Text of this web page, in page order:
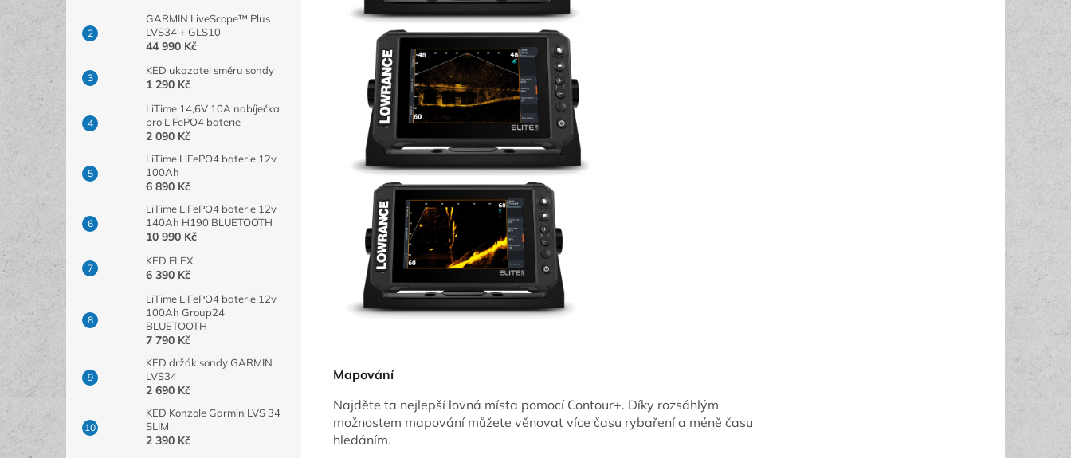
GARMIN LiveScope™ Plus
LVS34 + GLS10
44 990 Kč
KED ukazatel směru sondy
1 290 Kč
LiTime 14,6V 10A nabíječka
pro LiFePO4 baterie
2 090 Kč
LiTime LiFePO4 baterie 12v
100Ah
6 890 Kč
LiTime LiFePO4 baterie 12v
140Ah H190 BLUETOOTH
10 990 Kč
KED FLEX
6 390 Kč
LiTime LiFePO4 baterie 12v
100Ah Group24
BLUETOOTH
7 790 Kč
KED držák sondy GARMIN
LVS34
2 690 Kč
KED Konzole Garmin LVS 34
SLIM
2 390 Kč
Mapování
Najděte ta nejlepší lovná místa pomocí Contour+. Díky rozsáhlým
možnostem mapování můžete věnovat více času rybaření a méně času
hledáním.